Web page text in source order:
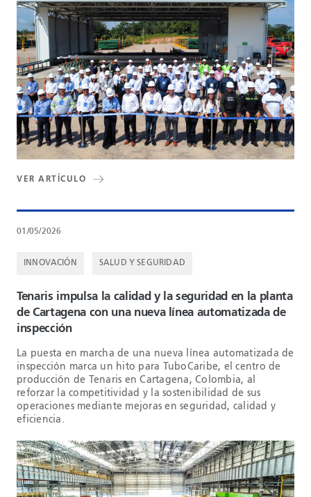
VER ARTÍCULO
01/05/2026
INNOVACIÓN SALUD Y SEGURIDAD
Tenaris impulsa la calidad y la seguridad en la planta
de Cartagena con una nueva línea automatizada de
inspección
La puesta en marcha de una nueva línea automatizada de
inspección marca un hito para TuboCaribe, el centro de
producción de Tenaris en Cartagena, Colombia, al
reforzar la competitividad y la sostenibilidad de sus
operaciones mediante mejoras en seguridad, calidad y
eficiencia.